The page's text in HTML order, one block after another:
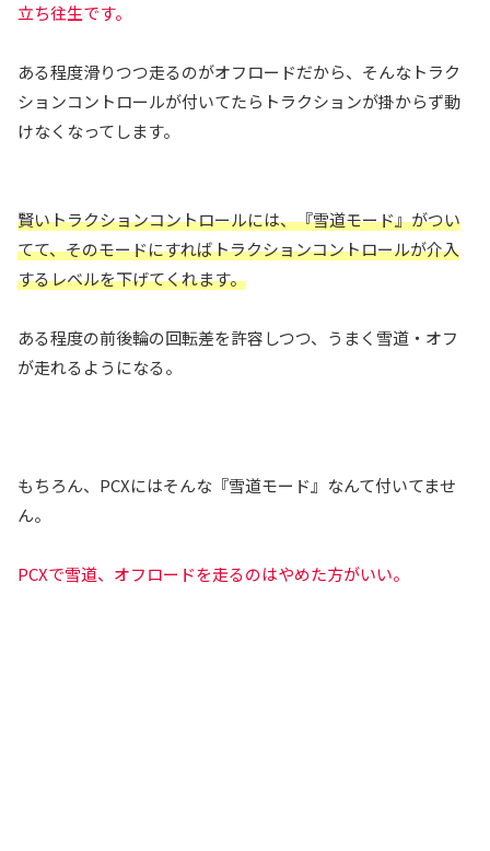
立ち往生です。
ある程度滑りつつ走るのがオフロードだから、そんなトラク
ションコントロールが付いてたらトラクションが掛からず動
けなくなってします。
賢いトラクションコントロールには、『雪道モード』がつい
てて、そのモードにすればトラクションコントロールが介入
するレベルを下げてくれます。
ある程度の前後輪の回転差を許容しつつ、うまく雪道・オフ
が走れるようになる。
もちろん、PCXにはそんな『雪道モード』なんて付いてませ
ん。
PCXで雪道、オフロードを走るのはやめた方がいい。